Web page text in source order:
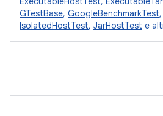
GTestBase, GoogleBenchmarkTest,
IsolatedHostTest, JarHostTest e